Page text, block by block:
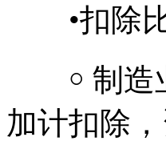
•扣除比
￮ 制造业
加计扣除